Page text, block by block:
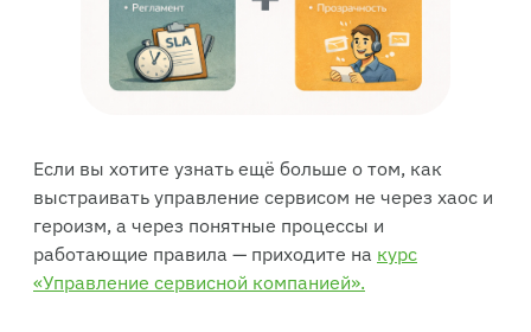
Если вы хотите узнать ещё больше о том, как
выстраивать управление сервисом не через хаос и
героизм, а через понятные процессы и
работающие правила — приходите на курс
«Управление сервисной компанией».